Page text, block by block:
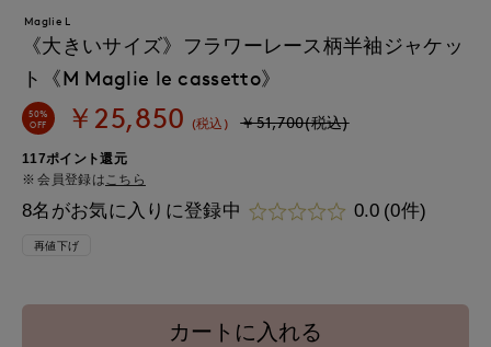
Maglie L
《大きいサイズ》フラワーレース柄半袖ジャケッ
ト《M Maglie le cassetto》
50%
OFF ￥25,850 (税込) ￥51,700(税込)
117ポイント還元
会員登録は こちら
8名がお気に入りに登録中 0.0 (0件)
再値下げ
カートに入れる